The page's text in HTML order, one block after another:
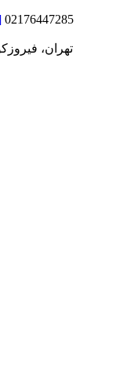
[ برای 02176447285
تهران،